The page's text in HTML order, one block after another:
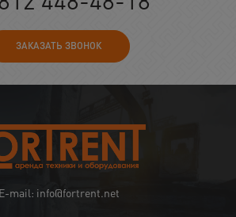
ЗАКАЗАТЬ ЗВОНОК
E-mail: info@fortrent.net